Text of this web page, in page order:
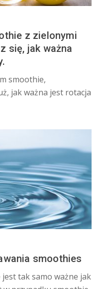
z zielonymi
się, jak ważna
smoothie,
jak ważna jest rotacja
smoothies
tak samo ważne jak